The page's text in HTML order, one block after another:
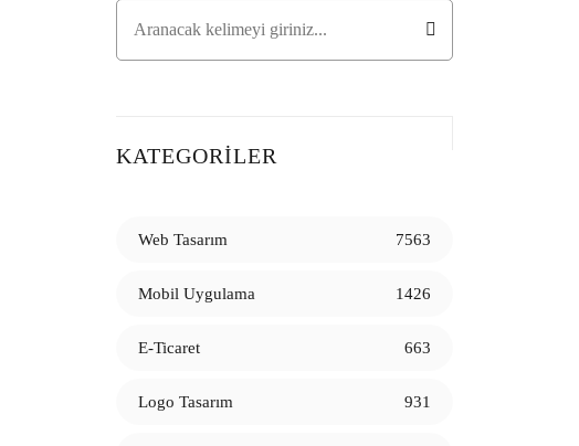
KATEGORILER
Web Tasarım 7563
Mobil Uygulama 1426
E-Ticaret 663
Logo Tasarım 931